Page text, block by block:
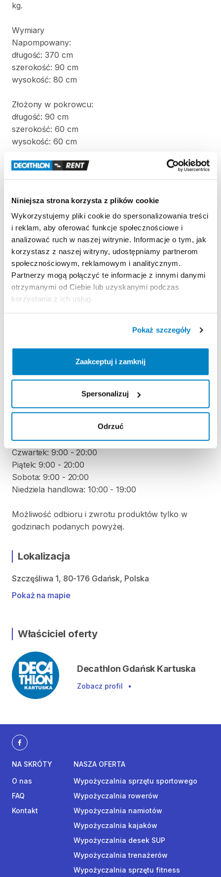
Niniejsza strona korzysta z plików cookie
Wykorzystujemy pliki cookie do spersonalizowania treści
i reklam, aby oferować funkcje społecznościowe i
analizować ruch w naszej witrynie. Informacje o tym, jak
korzystasz z naszej witryny, udostępniamy partnerom
społecznościowym, reklamowym i analitycznym.
Partnerzy mogą połączyć te informacje z innymi danymi
otrzymanymi od Ciebie lub uzyskanymi podczas
korzystania z ich usług.
Pokaż szczegóły
Zaakceptuj i zamknij
Spersonalizuj
Odrzuć
kg.
Wymiary
Napompowany:
długość: 370 cm
szerokość: 90 cm
wysokość: 80 cm
Złożony w pokrowcu:
długość: 90 cm
szerokość: 60 cm
wysokość: 60 cm
Waga: 22 kg
pompka.
Zasady wypożyczenia
REGULAMIN
Regulamin wypożyczalni
Nie pobieramy kaucji za wypożyczenie tego
ODBIÓR I ZWROT SPRZĘTU
Poniedziałek: 9:00 - 20:00
Środa: 9:00 - 20:00
Czwartek: 9:00 - 20:00
Piątek: 9:00 - 20:00
Sobota: 9:00 - 20:00
Niedziela handlowa: 10:00 - 19:00
Możliwość odbioru i zwrotu produktów tylko w
godzinach podanych powyżej.
Lokalizacja
Szczęśliwa 1, 80-176 Gdańsk, Polska
Pokaż na mapie
Właściciel oferty
Decathlon Gdańsk Kartuska
Zobacz profil •
NA SKRÓTY
O nas
FAQ
Kontakt
NASZA OFERTA
Wypożyczalnia sprzętu sportowego
Wypożyczalnia rowerów
Wypożyczalnia namiotów
Wypożyczalnia kajaków
Wypożyczalnia desek SUP
Wypożyczalnia trenażerów
Wypożyczalnia sprzętu fitness